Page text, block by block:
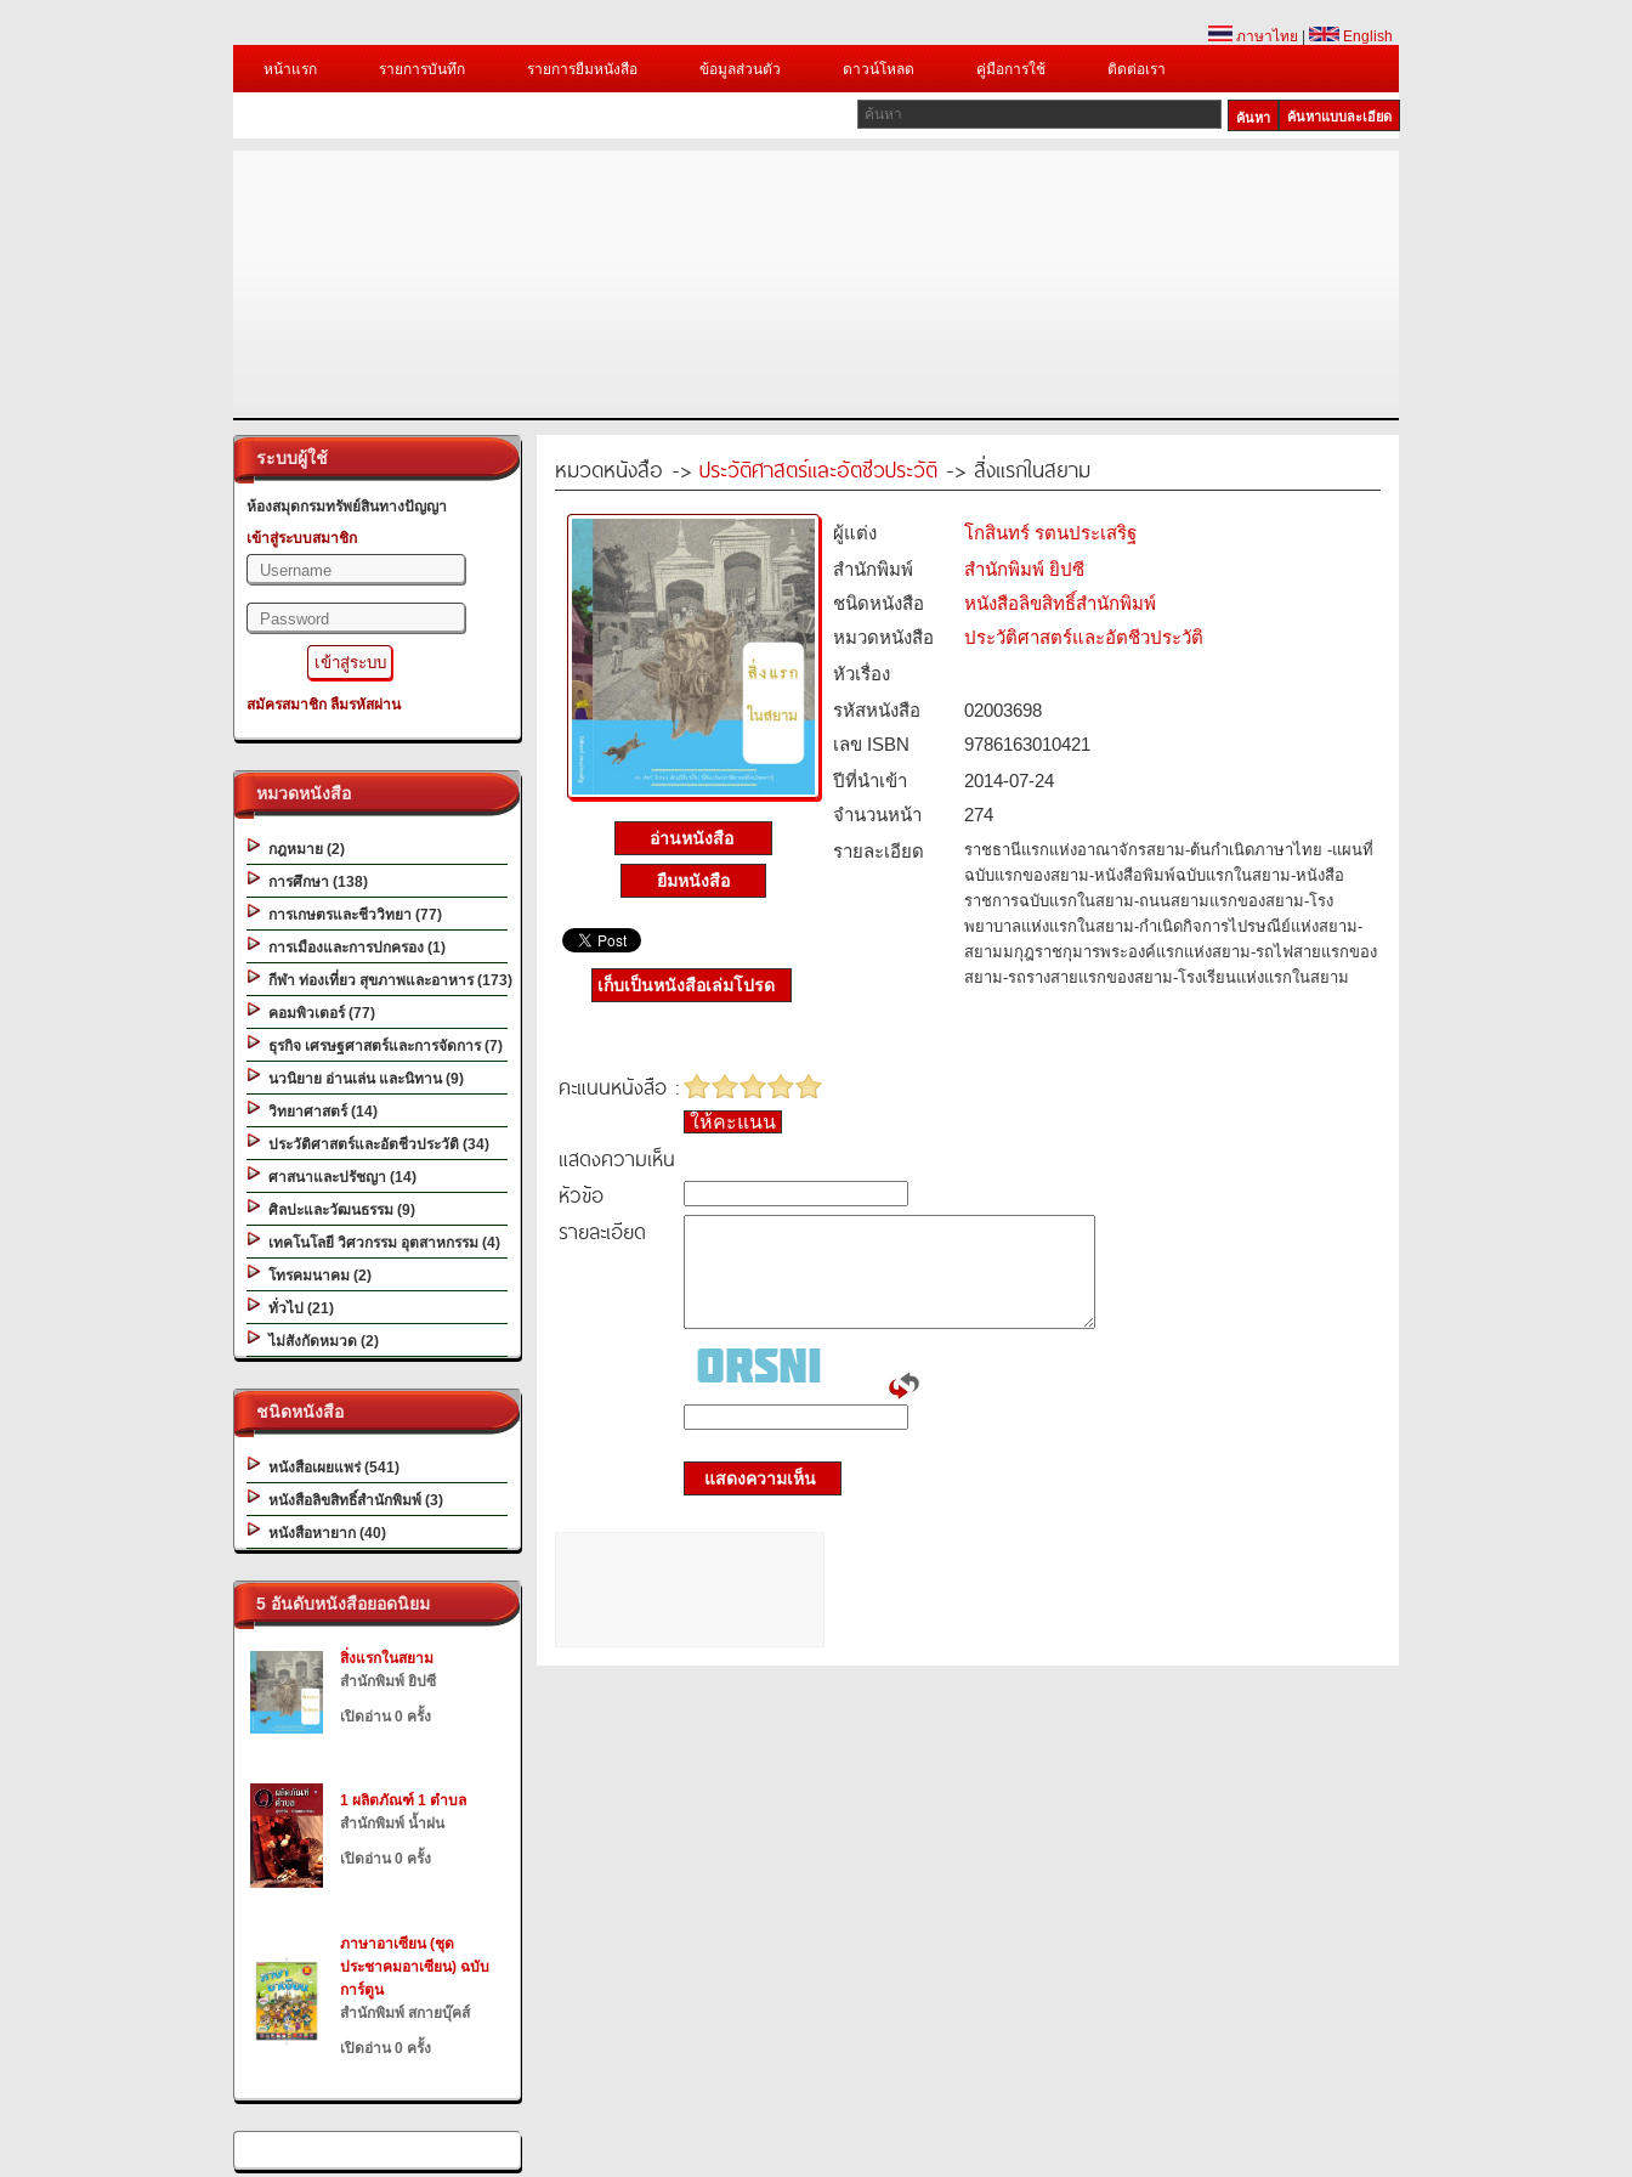
ภาษาไทย
English
หน้าแรก
รายการบันทึก รายการยืมหนังสือ ข้อมูลส่วนตัว ดาวน์โหลด คู่มือการใช้ ติดต่อเรา
ค้นหาแบบละเอียด
ระบบผู้ใช้
ห้องสมุดกรมทรัพย์สินทางปัญญา
เข้าสู่ระบบสมาชิก
สมัครสมาชิก ลืมรหัสผ่าน
หมวดหนังสือ
กฎหมาย (2)
การศึกษา (138)
การเกษตรและชีววิทยา (77)
การเมืองและการปกครอง (1)
กีฬา ท่องเที่ยว สุขภาพและอาหาร (173)
คอมพิวเตอร์ (77)
ธุรกิจ เศรษฐศาสตร์และการจัดการ (7)
นวนิยาย อ่านเล่น และนิทาน (9)
วิทยาศาสตร์ (14)
ประวัติศาสตร์และอัตชีวประวัติ (34)
ศาสนาและปรัชญา (14)
ศิลปะและวัฒนธรรม (9)
เทคโนโลยี วิศวกรรม อุตสาหกรรม (4)
โทรคมนาคม (2)
ทั่วไป (21)
ไม่สังกัดหมวด (2)
ชนิดหนังสือ
หนังสือเผยแพร่ (541)
หนังสือลิขสิทธิ์สำนักพิมพ์ (3)
หนังสือหายาก (40)
5 อันดับหนังสือยอดนิยม
สิ่งแรกในสยาม
สำนักพิมพ์ ยิปซี
เปิดอ่าน 0 ครั้ง
1 ผลิตภัณฑ์ 1 ตำบล
สำนักพิมพ์ น้ำฝน
เปิดอ่าน 0 ครั้ง
ภาษาอาเซียน (ชุด
ประชาคมอาเซียน) ฉบับ
การ์ตูน
สำนักพิมพ์ สกายบุ๊คส์
เปิดอ่าน 0 ครั้ง
หมวดหนังสือ -> ประวัติศาสตร์และอัตชีวประวัติ -> สิ่งแรกในสยาม
อ่านหนังสือ
ยืมหนังสือ
ผู้แต่ง
โกสินทร์ รตนประเสริฐ
สำนักพิมพ์
สำนักพิมพ์ ยิปซี
ชนิดหนังสือ­
หนังสือลิขสิทธิ์สำนักพิมพ์
หมวดหนังสือ­
ประวัติศาสตร์และอัตชีวประวัติ
หัวเรื่อง
รหัสหนังสือ­
02003698
เลข ISBN
9786163010421
ปีที่นำเข้า
2014-07-24
จำนวนหน้า
274
รายละเอียด
ราชธานีแรกแห่งอาณาจักรสยาม-ต้นกำเนิดภาษาไทย -แผนที่
ฉบับแรกของสยาม-หนังสือพิมพ์ฉบับแรกในสยาม-หนังสือ
ราชการฉบับแรกในสยาม-ถนนสยามแรกของสยาม-โรง
พยาบาลแห่งแรกในสยาม-กำเนิดกิจการไปรษณีย์แห่งสยาม-
สยามมกุฎราชกุมารพระองค์แรกแห่งสยาม-รถไฟสายแรกของ
สยาม-รถรางสายแรกของสยาม-โรงเรียนแห่งแรกในสยาม
เก็บเป็นหนังสือเล่มโปรด
คะแนนหนังสือ :
ให้คะแนน
แสดงความเห็น
หัวข้อ
รายละเอียด
แสดงความเห็น